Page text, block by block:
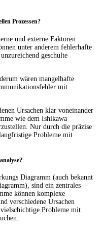
Prozessen?
und externe Faktoren
unter anderem fehlerhafte
geschulte
wären mangelhafte
mit
Ursachen klar voneinander
wie dem Ishikawa
Nur durch die präzise
Probleme mit
Diagramm (auch bekannt
sind ein zentrales
können komplexe
verschiedene Ursachen
Probleme mit